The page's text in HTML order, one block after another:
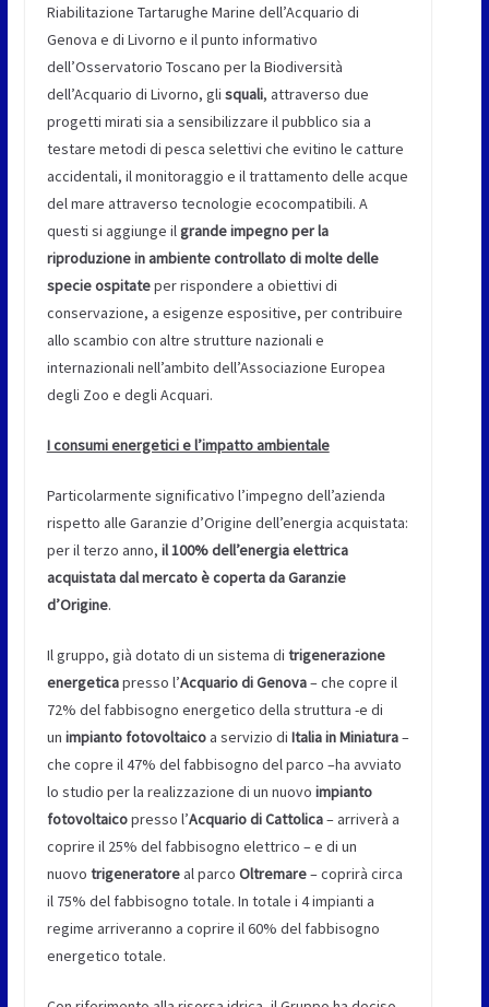
Riabilitazione Tartarughe Marine dell’Acquario di
Genova e di Livorno e il punto informativo
dell’Osservatorio Toscano per la Biodiversità
dell’Acquario di Livorno, gli squali, attraverso due
progetti mirati sia a sensibilizzare il pubblico sia a
testare metodi di pesca selettivi che evitino le catture
accidentali, il monitoraggio e il trattamento delle acque
del mare attraverso tecnologie ecocompatibili. A
questi si aggiunge ilgrande impegno per la
riproduzione in ambiente controllato di molte delle
specie ospitateper rispondere a obiettivi di
conservazione, a esigenze espositive, per contribuire
allo scambio con altre strutture nazionali e
internazionali nell’ambito dell’Associazione Europea
degli Zoo e degli Acquari.
I consumi energetici e l’impatto ambientale
Particolarmente significativo l’impegno dell’azienda
rispetto alle Garanzie d’Origine dell’energia acquistata:
per il terzo anno, il 100% dell’energia elettrica
acquistata dal mercato è coperta da Garanzie
d’Origine.
Il gruppo, già dotato di un sistema di trigenerazione
energeticapresso l’Acquario di Genova– che copre il
72% del fabbisogno energetico della struttura -e di
un impianto fotovoltaico a servizio di Italia in Miniatura–
che copre il 47% del fabbisogno del parco –ha avviato
lo studio per la realizzazione di un nuovo impianto
fotovoltaicopresso l’Acquario di Cattolica– arriverà a
coprire il 25% del fabbisogno elettrico – e di un
nuovo trigeneratore al parco Oltremare– coprirà circa
il 75% del fabbisogno totale. In totale i 4 impianti a
regime arriveranno a coprire il 60% del fabbisogno
energetico totale.